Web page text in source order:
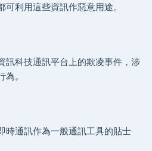
利用這些資訊作惡意用途。
訊科技通訊平台上的欺凌事件，涉
。
時通訊作為一般通訊工具的貼士